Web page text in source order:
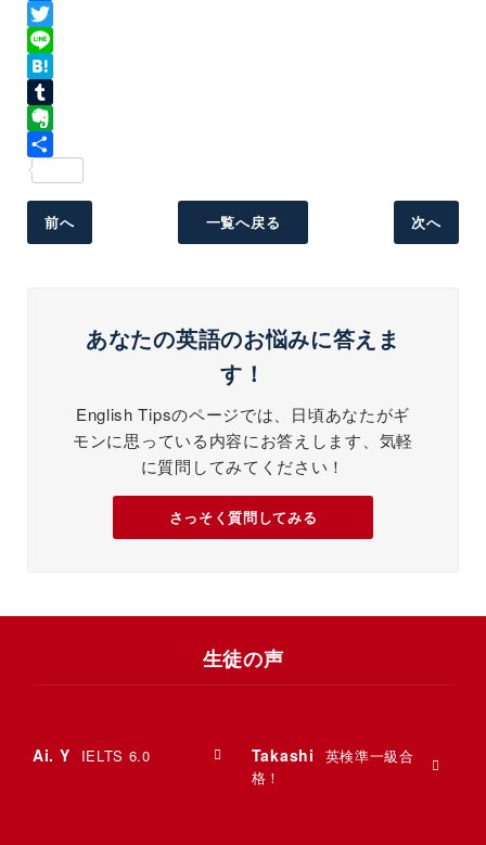
Facebook
Twitter
Line
Hatena
Tumblr
Evernote
有
前へ
一覧へ戻る 次へ
あなたの英語のお悩みに答えま
す！
English Tipsのページでは、日頃あなたがギ
モンに思っている内容にお答えします、気軽
に質問してみてください！
さっそく質問してみる
生徒の声
Ai. Y IELTS 6.0 Takashi
英検準一級合
格！